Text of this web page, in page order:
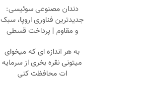
دندان مصنوعی سوئیسی:
جدیدترین فناوری اروپا، سبک
و مقاوم | پرداخت قسطی
به هر اندازه ای که میخوای
میتونی نقره بخری از سرمایه
ات محافظت کنی